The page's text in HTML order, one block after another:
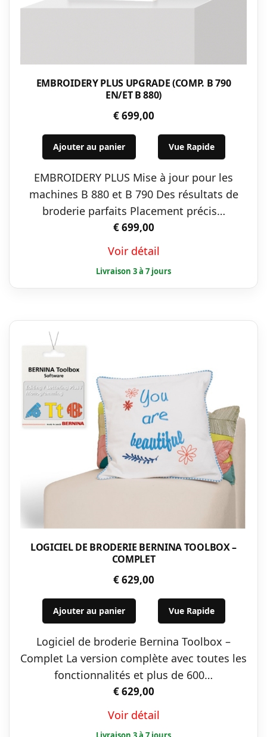
EMBROIDERY PLUS UPGRADE (COMP. B 790
EN/ET B 880)
€699,00
Ajouter au panier Vue Rapide
EMBROIDERY PLUS Mise à jour pour les
machines B 880 et B 790 Des résultats de
broderie parfaits Placement précis…
€699,00
Voir détail
LOGICIEL DE BRODERIE BERNINA TOOLBOX –
COMPLET
€629,00
Ajouter au panier Vue Rapide
Logiciel de broderie Bernina Toolbox –
Complet La version complète avec toutes les
fonctionnalités et plus de 600…
€629,00
Voir détail